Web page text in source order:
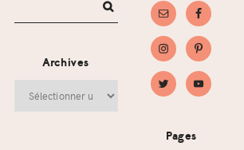
Archives
Pages